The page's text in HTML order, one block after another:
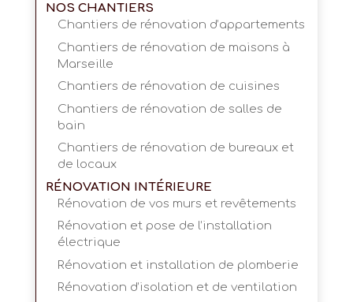
NOS CHANTIERS
Chantiers de rénovation d’appartements
Chantiers de rénovation de maisons à
Marseille
Chantiers de rénovation de cuisines
Chantiers de rénovation de salles de
bain
Chantiers de rénovation de bureaux et
de locaux
RÉNOVATION INTÉRIEURE
Rénovation de vos murs et revêtements
Rénovation et pose de l’installation
électrique
Rénovation et installation de plomberie
Rénovation d’isolation et de ventilation